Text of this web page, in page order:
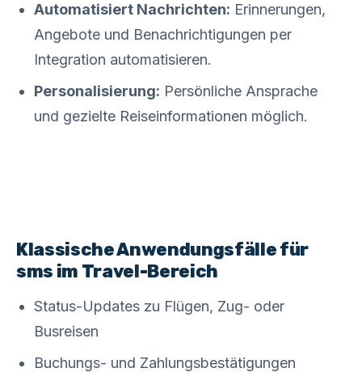
Automatisiert Nachrichten: Erinnerungen,
Angebote und Benachrichtigungen per
Integration automatisieren.
Personalisierung: Persönliche Ansprache
und gezielte Reiseinformationen möglich.
Klassische Anwendungsfälle für
sms im Travel-Bereich
Status-Updates zu Flügen, Zug- oder
Busreisen
Buchungs- und Zahlungsbestätigungen